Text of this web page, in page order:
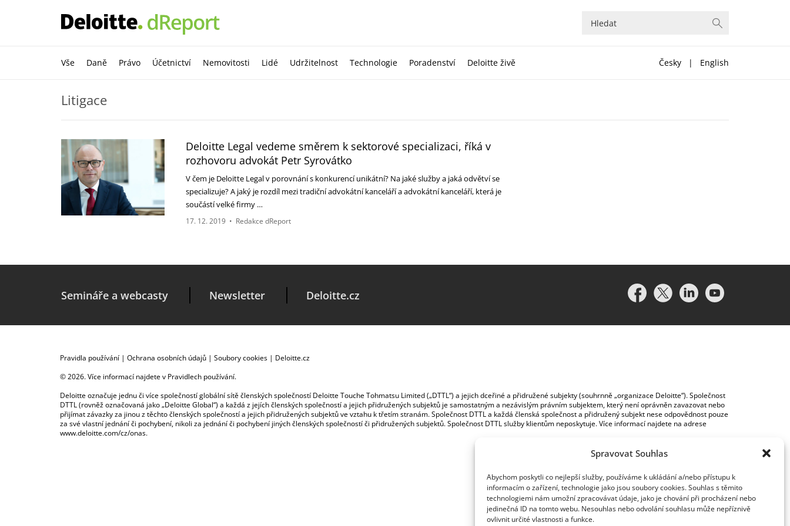
Spravovat Souhlas
Abychom poskytli co nejlepší služby, používáme k ukládání a/nebo přístupu k
informacím o zařízení, technologie jako jsou soubory cookies. Souhlas s těmito
technologiemi nám umožní zpracovávat údaje, jako je chování při procházení nebo
jedinečná ID na tomto webu. Nesouhlas nebo odvolání souhlasu může nepříznivě
ovlivnit určité vlastnosti a funkce.
Vše Daně Právo Účetnictví Nemovitosti Lidé Udržitelnost Technologie Poradenství Deloitte živě Česky | English
Litigace
Deloitte Legal vedeme směrem k sektorové specializaci, říká v
rozhovoru advokát Petr Syrovátko
V čem je Deloitte Legal v porovnání s konkurencí unikátní? Na jaké služby a jaká odvětví se
specializuje? A jaký je rozdíl mezi tradiční advokátní kanceláří a advokátní kanceláří, která je
součástí velké firmy …
17. 12. 2019 • Redakce dReport
Semináře a webcasty Newsletter Deloitte.cz
Pravidla používání | Ochrana osobních údajů | Soubory cookies | Deloitte.cz
© 2026. Více informací najdete v Pravidlech používání.
Deloitte označuje jednu či více společností globální sítě členských společností Deloitte Touche Tohmatsu Limited („DTTL“) a jejich dceřiné a přidružené subjekty (souhrnně „organizace Deloitte“). Společnost
DTTL (rovněž označovaná jako „Deloitte Global“) a každá z jejích členských společností a jejich přidružených subjektů je samostatným a nezávislým právním subjektem, který není oprávněn zavazovat nebo
přijímat závazky za jinou z těchto členských společností a jejich přidružených subjektů ve vztahu k třetím stranám. Společnost DTTL a každá členská společnost a přidružený subjekt nese odpovědnost pouze
za své vlastní jednání či pochybení, nikoli za jednání či pochybení jiných členských společností či přidružených subjektů. Společnost DTTL služby klientům neposkytuje. Více informací najdete na adrese
www.deloitte.com/cz/onas.